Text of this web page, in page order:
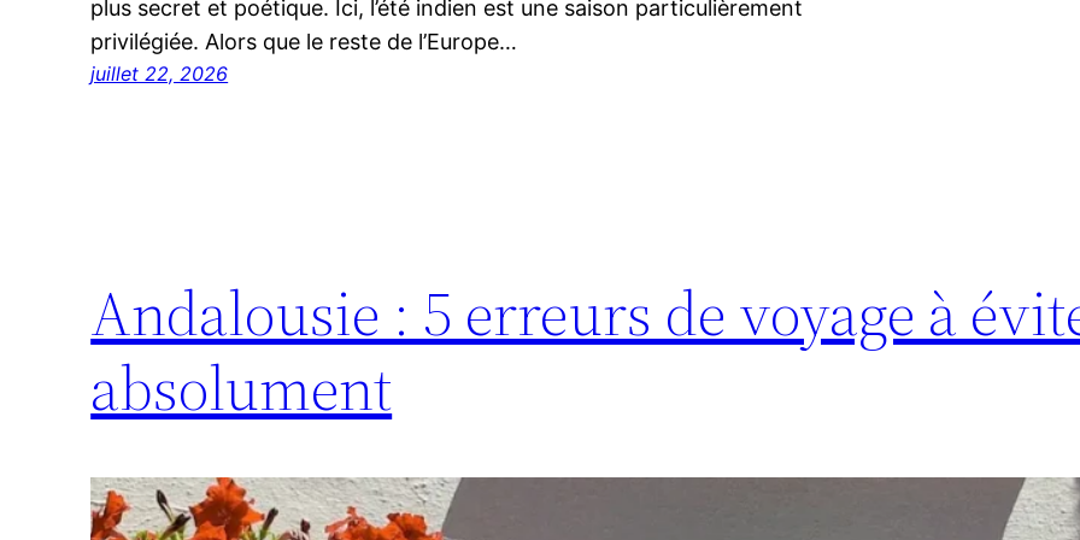
plus secret et poétique. Ici, l’été indien est une saison particulièrement
privilégiée. Alors que le reste de l’Europe…
juillet 22, 2026
Andalousie : 5 erreurs de voyage à
absolument